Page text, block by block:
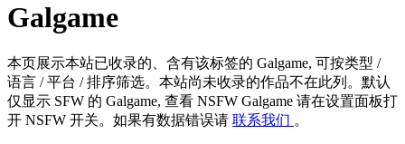
Galgame
本页展示本站已收录的、含有该标签的 Galgame, 可按类型 /
语言 / 平台 / 排序筛选。本站尚未收录的作品不在此列。默认
仅显示 SFW 的 Galgame, 查看 NSFW Galgame 请在设置面板打
开 NSFW 开关。如果有数据错误请 联系我们 。